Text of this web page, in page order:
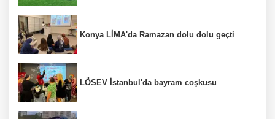
Konya LİMA'da Ramazan dolu dolu geçti
LÖSEV İstanbul'da bayram coşkusu